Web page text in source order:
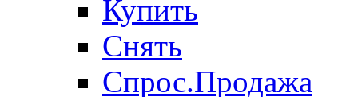
Купить
Снять
Спрос.Продажа